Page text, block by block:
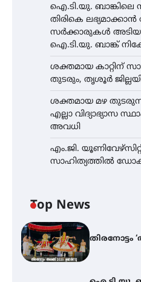
ഐ.ടി.യു. ബാങ്കിലെ
തിരികെ ലഭ്യമാക്കാൻ
സർക്കാരുകൾ
ഐ.ടി.യു. ബാങ്ക്
ശക്തമായ കാറ്റിന്
തുടരും, തൃശൂർ
ശക്തമായ മഴ
എല്ലാ വിദ്യാഭ്യാസ
അവധി
എം.ജി.
സാഹിത്യത്തിൽ
Top News
തിരനോട്ടം